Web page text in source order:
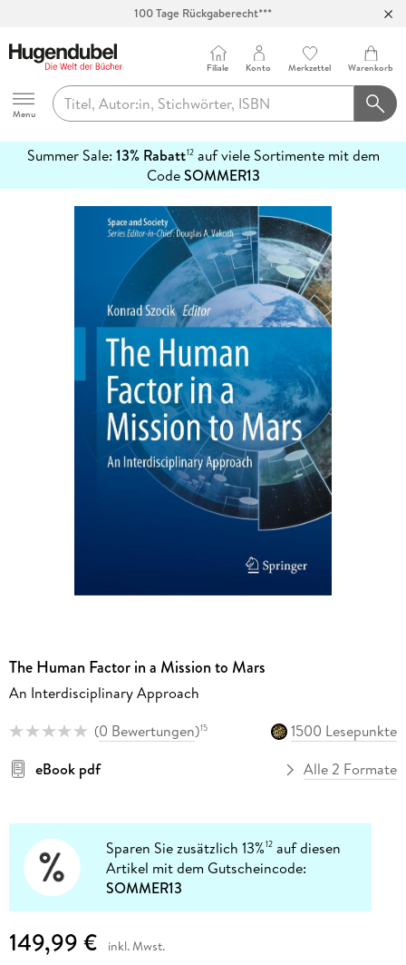
100 Tage Rückgaberecht***
Hugendubel
Menu
Filiale Konto Merkzettel Warenkorb
Summer Sale: 13% Rabatt12auf viele Sortimente mit dem
CodeSOMMER13
erfahren
The Human Factor in a Mission to Mars
An Interdisciplinary Approach
(0 Bewertungen)15
1500 Lesepunkte
eBook pdf
Alle 2 Formate
Sparen Sie zusätzlich 13%12 auf diesen
Artikel mit dem Gutscheincode:
SOMMER13
149,99 € inkl. Mwst.